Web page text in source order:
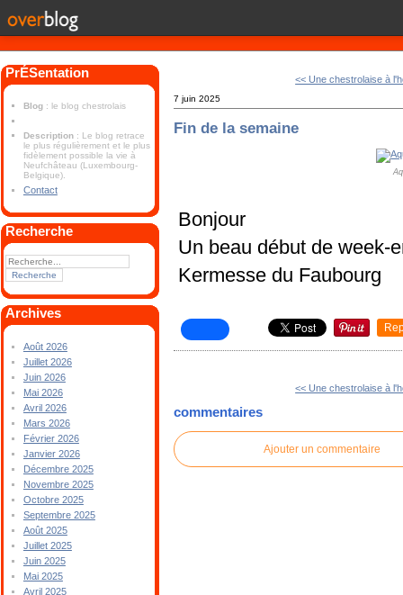
PrÉSentation
Blog : le blog chestrolais
Description : Le blog retrace
le plus régulièrement et le plus
fidèlement possible la vie à
Neufchâteau (Luxembourg-
Belgique).
Contact
Recherche
Archives
Août 2026
Juillet 2026
Juin 2026
Mai 2026
Avril 2026
Mars 2026
Février 2026
Janvier 2026
Décembre 2025
Novembre 2025
Octobre 2025
Septembre 2025
Août 2025
Juillet 2025
Juin 2025
Mai 2025
Avril 2025
<< Une chestrolaise à
7 juin 2025
Fin de la semaine
Bonjour
Un beau début de week-
Kermesse du Faubourg
<< Une chestrolaise à
commentaires
Ajouter un commentaire